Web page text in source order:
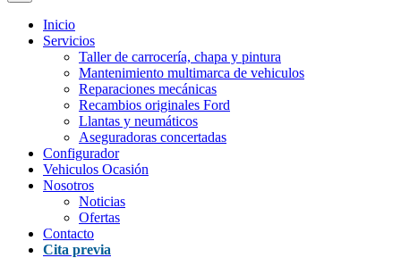
Inicio
Servicios
Taller de carrocería, chapa y pintura
Mantenimiento multimarca de vehiculos
Reparaciones mecánicas
Recambios originales Ford
Llantas y neumáticos
Aseguradoras concertadas
Configurador
Vehiculos Ocasión
Nosotros
Noticias
Ofertas
Contacto
Cita previa